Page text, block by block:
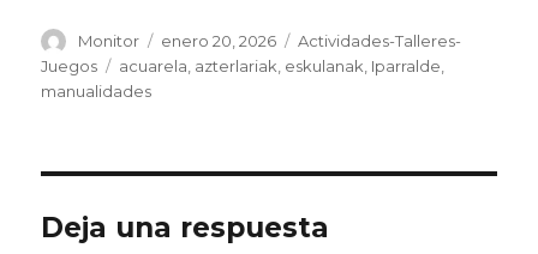
Autor
Monitor
Publicado
el
enero 20, 2026 Categorías
Actividades-Talleres-
Juegos
Etiquetas
acuarela azterlariak eskulanak Iparralde
manualidades
Deja una respuesta